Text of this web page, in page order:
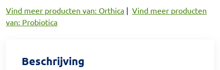
Vind meer producten van: Orthica | Vind meer producten
van: Probiotica
Beschrijving